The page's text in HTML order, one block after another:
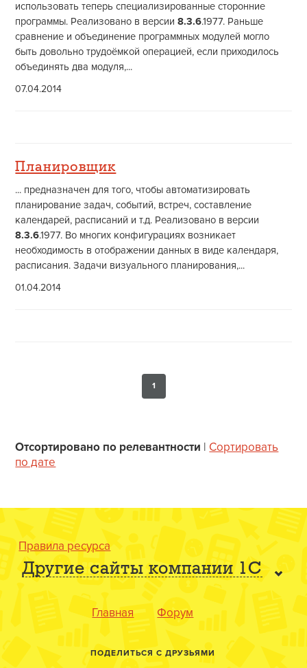
использовать теперь специализированные сторонние
программы. Реализовано в версии8.3.6.1977. Раньше
сравнение и объединение программных модулей могло
быть довольно трудоёмкой операцией, если приходилось
объединять два модуля,...
07.04.2014
Планировщик
... предназначен для того, чтобы автоматизировать
планирование задач, событий, встреч, составление
календарей, расписаний и т.д. Реализовано в версии
8.3.6.1977. Во многих конфигурациях возникает
необходимость в отображении данных в виде календаря,
расписания. Задачи визуального планирования,...
01.04.2014
1
Отсортировано по релевантности | Сортировать
по дате
Правила ресурса
Другие сайты компании 1С
Главная Форум
ПОДЕЛИТЬСЯ С ДРУЗЬЯМИ